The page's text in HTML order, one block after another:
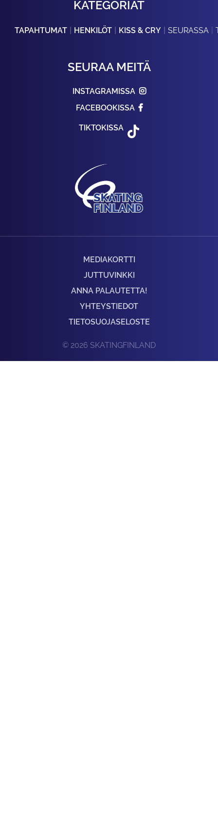
KATEGORIAT
TAPAHTUMAT HENKILÖT KISS & CRY SEURASSA
SEURAA MEITÄ
INSTAGRAMISSA
FACEBOOKISSA
TIKTOKISSA
MEDIAKORTTI
JUTTUVINKKI
ANNA PALAUTETTA!
YHTEYSTIEDOT
TIETOSUOJASELOSTE
© 2026 SKATINGFINLAND